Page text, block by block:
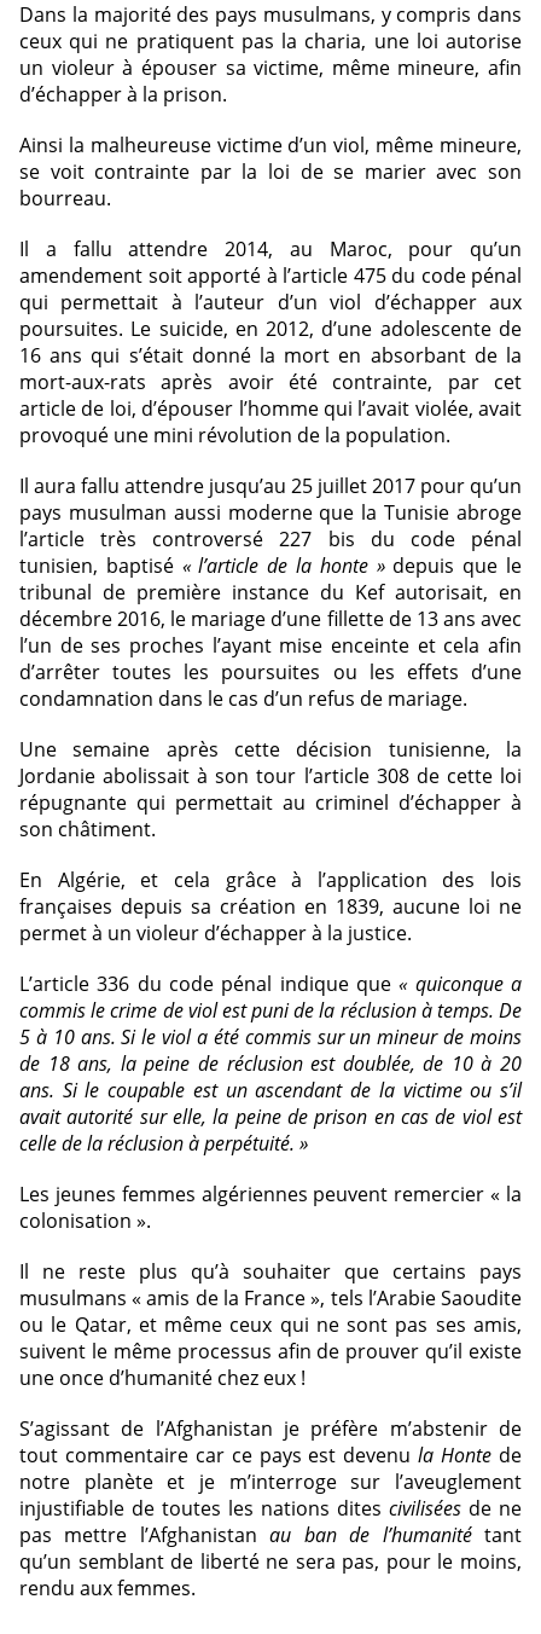
Dans la majorité des pays musulmans, y compris dans
ceux qui ne pratiquent pas la charia, une loi autorise
un violeur à épouser sa victime, même mineure, afin
d’échapper à la prison.
Ainsi la malheureuse victime d’un viol, même mineure,
se voit contrainte par la loi de se marier avec son
bourreau.
Il a fallu attendre 2014, au Maroc, pour qu’un
amendement soit apporté à l’article 475 du code pénal
qui permettait à l’auteur d’un viol d’échapper aux
poursuites. Le suicide, en 2012, d’une adolescente de
16 ans qui s’était donné la mort en absorbant de la
mort-aux-rats après avoir été contrainte, par cet
article de loi, d’épouser l’homme qui l’avait violée, avait
provoqué une mini révolution de la population.
Il aura fallu attendre jusqu’au 25 juillet 2017 pour qu’un
pays musulman aussi moderne que la Tunisie abroge
l’article très controversé 227 bis du code pénal
tunisien, baptisé « l’article de la honte »depuis que le
tribunal de première instance du Kef autorisait, en
décembre 2016, le mariage d’une fillette de 13 ans avec
l’un de ses proches l’ayant mise enceinte et cela afin
d’arrêter toutes les poursuites ou les effets d’une
condamnation dans le cas d’un refus de mariage.
Une semaine après cette décision tunisienne, la
Jordanie abolissait à son tour l’article 308 de cette loi
répugnante qui permettait au criminel d’échapper à
son châtiment.
En Algérie, et cela grâce à l’application des lois
françaises depuis sa création en 1839, aucune loi ne
permet à un violeur d’échapper à la justice.
L’article 336 du code pénal indique que « quiconque a
commis le crime de viol est puni de la réclusion à temps. De
5 à 10 ans. Si le viol a été commis sur un mineur de moins
de 18 ans, la peine de réclusion est doublée, de 10 à 20
ans. Si le coupable est un ascendant de la victime ou s’il
avait autorité sur elle, la peine de prison en cas de viol est
celle de la réclusion à perpétuité. »
Les jeunes femmes algériennes peuvent remercier « la
colonisation ».
Il ne reste plus qu’à souhaiter que certains pays
musulmans « amis de la France », tels l’Arabie Saoudite
ou le Qatar, et même ceux qui ne sont pas ses amis,
suivent le même processus afin de prouver qu’il existe
une once d’humanité chez eux !
S’agissant de l’Afghanistan je préfère m’abstenir de
tout commentaire car ce pays est devenu la Honte de
notre planète et je m’interroge sur l’aveuglement
injustifiable de toutes les nations dites civilisées de ne
pas mettre l’Afghanistan au ban de l’humanité tant
qu’un semblant de liberté ne sera pas, pour le moins,
rendu aux femmes.